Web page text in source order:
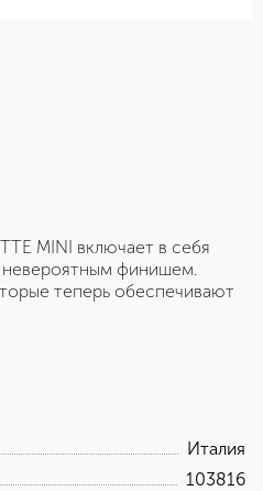
MINI включает в себя
невероятным финишем.
теперь обеспечивают
Италия
103816